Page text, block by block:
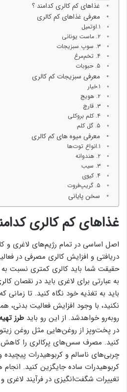
غذاهای کم کالری کدامند ؟
معرفی غذاهای کم کالری
۱.اوتمیل
۲. ماست یونانی
۳. سوپ سبزیجات
۴. تخم‌مرغ
۵. حبوبات
معرفی سبزیجات کم کالری
۱.خیار
۲. هویج
۳. قارچ
۴. کلم بروکلی
۵. گل کلم
معرفی میوه های کم کالری
۱.انواع توت‌ها
۲. هندوانه
۳. سیب
۴. کیوی
۵. گریپ‌فروت
سخن پایانی
غذاهای کم کالری
اصل اساسی در تمام رژیم‌های لاغری
دریافتی و افزایش کالری مصرفی در
حقیقت شما باید کالری کمتری نسبت
به عبارتی برای لاغری باید در نقصان
باید به تغذیه‌ خود نگاه کنید. تا
نکنید، با وجود افزایش فعالیت
روبه‌رو خواهدشد. از این رو باید طرز تهیه
در پخت‌وپز از روغن‌هایی مثل روغن
کنید. مصرف سس‌های پرکالری را کاهش
چربی‌های ناسالم و کربوهیدرات پیچیده
کربوهیدرات ساده جایگزین کنید.
تغییرات شگفت‌انگیزی در فرآیند